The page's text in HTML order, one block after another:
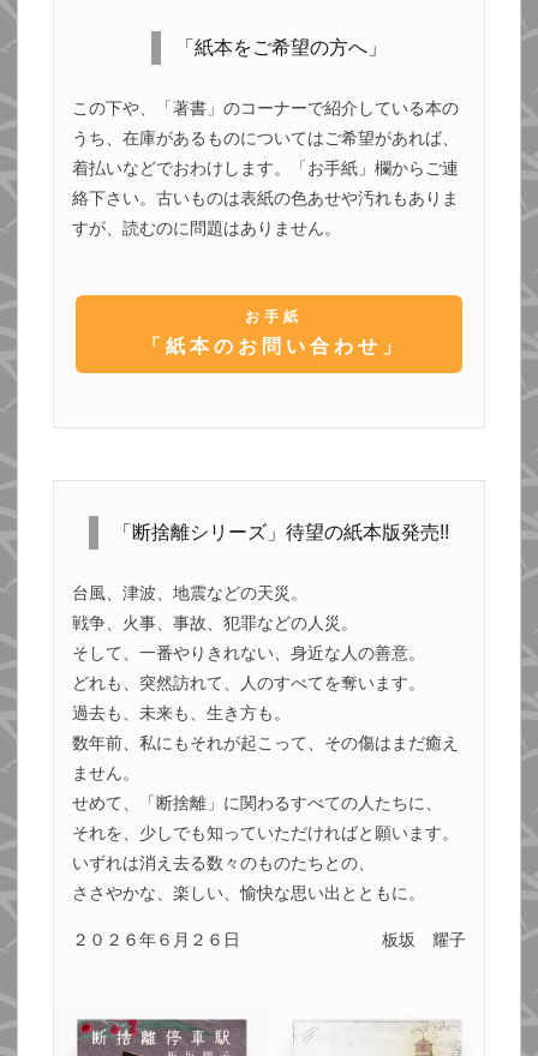
「紙本をご希望の方へ」
この下や、「著書」のコーナーで紹介している本の
うち、在庫があるものについてはご希望があれば、
着払いなどでおわけします。「お手紙」欄からご連
絡下さい。古いものは表紙の色あせや汚れもありま
すが、読むのに問題はありません。
お手紙
「紙本のお問い合わせ」
「断捨離シリーズ」待望の紙本版発売!!
台風、津波、地震などの天災。
戦争、火事、事故、犯罪などの人災。
そして、一番やりきれない、身近な人の善意。
どれも、突然訪れて、人のすべてを奪います。
過去も、未来も、生き方も。
数年前、私にもそれが起こって、その傷はまだ癒え
ません。
せめて、「断捨離」に関わるすべての人たちに、
それを、少しでも知っていただければと願います。
いずれは消え去る数々のものたちとの、
ささやかな、楽しい、愉快な思い出とともに。
２０２６年６月２６日 板坂 耀子